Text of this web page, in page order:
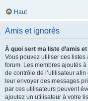
Haut
Amis et ignorés
À quoi sert ma liste d’amis et
Vous pouvez utiliser ces listes
forum. Les membres ajoutés
de contrôle de l’utilisateur
leur envoyer des messages
par ces utilisateurs peuvent
ajoutez un utilisateur à votre